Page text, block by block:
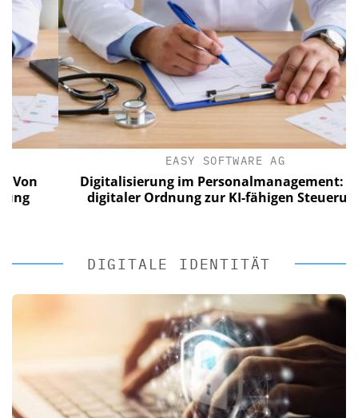
EASY SOFTWARE AG
Digitalisierung im Personalmanagement: Von
digitaler Ordnung zur KI-fähigen Steuerung
DIGITALE IDENTITÄT